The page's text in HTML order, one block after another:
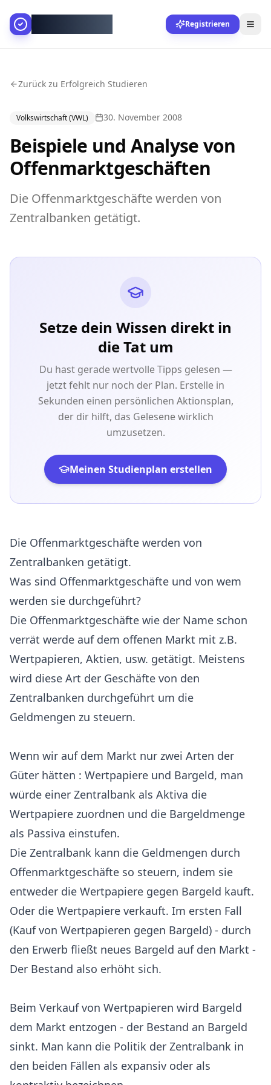
Registrieren
Zurück zu Erfolgreich Studieren
Volkswirtschaft (VWL) 30. November 2008
Beispiele und Analyse von
Offenmarktgeschäften
Die Offenmarktgeschäfte werden von
Zentralbanken getätigt.
Setze dein Wissen direkt in
die Tat um
Du hast gerade wertvolle Tipps gelesen —
jetzt fehlt nur noch der Plan. Erstelle in
Sekunden einen persönlichen Aktionsplan,
der dir hilft, das Gelesene wirklich
umzusetzen.
Meinen Studienplan erstellen
Die Offenmarktgeschäfte werden von
Zentralbanken getätigt.
Was sind Offenmarktgeschäfte und von wem
werden sie durchgeführt?
Die Offenmarktgeschäfte wie der Name schon
verrät werde auf dem offenen Markt mit z.B.
Wertpapieren, Aktien, usw. getätigt. Meistens
wird diese Art der Geschäfte von den
Zentralbanken durchgeführt um die
Geldmengen zu steuern.
Wenn wir auf dem Markt nur zwei Arten der
Güter hätten : Wertpapiere und Bargeld, man
würde einer Zentralbank als Aktiva die
Wertpapiere zuordnen und die Bargeldmenge
als Passiva einstufen.
Die Zentralbank kann die Geldmengen durch
Offenmarktgeschäfte so steuern, indem sie
entweder die Wertpapiere gegen Bargeld kauft.
Oder die Wertpapiere verkauft. Im ersten Fall
(Kauf von Wertpapieren gegen Bargeld) - durch
den Erwerb fließt neues Bargeld auf den Markt -
Der Bestand also erhöht sich.
Beim Verkauf von Wertpapieren wird Bargeld
dem Markt entzogen - der Bestand an Bargeld
sinkt. Man kann die Politik der Zentralbank in
den beiden Fällen als expansiv oder als